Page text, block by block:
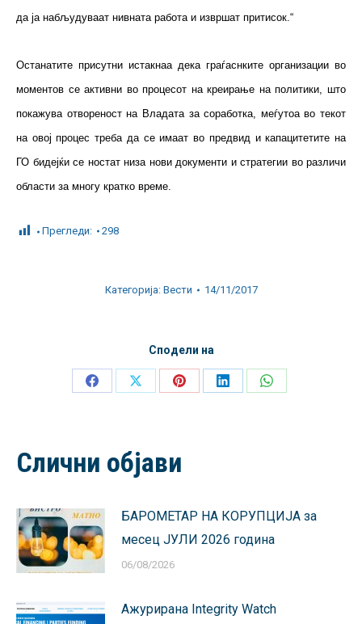
да ја набљудуваат нивната работа и извршат притисок.“
Останатите присутни истакнаа дека граѓаснките организации во
моментов се активни во процесот на креирање на политики, што
покажува отвореност на Владата за соработка, меѓутоа во текот
на овој процес треба да се имаат во предвид и капацитетите на
ГО бидејќи се ностат низа нови документи и стратегии во различи
области за многу кратко време.
Прегледи: 298
Категорија: Вести 14/11/2017
Сподели на
Share
Share
Share
Share
Share
Слични објави
БАРОМЕТАР НА КОРУПЦИЈА за
месец ЈУЛИ 2026 година
06/08/2026
Ажурирана Integrity Watch